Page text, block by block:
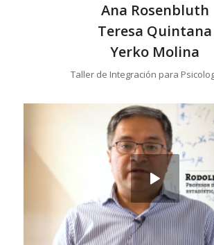
Ana Rosenbluth
Teresa Quintana
Yerko Molina
Taller de Integración para